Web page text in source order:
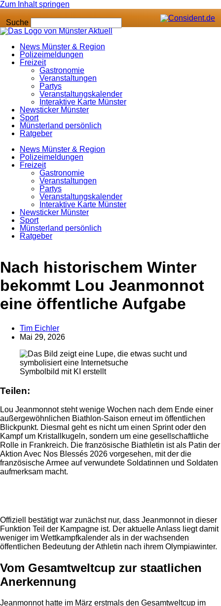
Zum Inhalt springen
Suche
News Münster & Region
Polizeimeldungen
Freizeit
Gastronomie
Veranstaltungen
Partys
Veranstaltungskalender
Interaktive Karte Münster
Newsticker Münster
Sport
Münsterland persönlich
Ratgeber
News Münster & Region
Polizeimeldungen
Freizeit
Gastronomie
Veranstaltungen
Partys
Veranstaltungskalender
Interaktive Karte Münster
Newsticker Münster
Sport
Münsterland persönlich
Ratgeber
Anzeige
Nach historischem Winter
bekommt Lou Jeanmonnot
eine öffentliche Aufgabe
Tim Eichler
Mai 29, 2026
Symbolbild mit KI erstellt
Teilen:
Lou Jeanmonnot steht wenige Wochen nach dem Ende einer
außergewöhnlichen Biathlon-Saison erneut im öffentlichen
Blickpunkt. Diesmal geht es nicht um einen Sprint oder den
Kampf um Kristallkugeln, sondern um eine gesellschaftliche
Rolle in Frankreich. Die französische Biathletin ist als Patin der
Aktion Avec Nos Blessés 2026 vorgesehen, mit der die
französische Armee auf verwundete Soldatinnen und Soldaten
aufmerksam macht.
Offiziell bestätigt war zunächst nur, dass Jeanmonnot in dieser
Funktion Teil der Kampagne ist. Der aktuelle Anlass liegt damit
weniger im Wettkampfkalender als in der wachsenden
öffentlichen Bedeutung der Athletin nach ihrem Olympiawinter.
Vom Gesamtweltcup zur staatlichen
Anerkennung
Jeanmonnot hatte im März erstmals den Gesamtweltcup im